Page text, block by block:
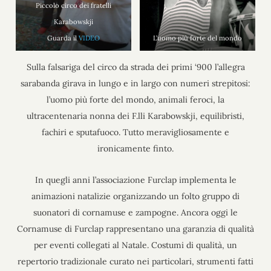
Piccolo circo dei fratelli
Karabowskji
Guarda il VIDEO L’uomo più forte del mondo
Sulla falsariga del circo da strada dei primi ‘900 l’allegra
sarabanda girava in lungo e in largo con numeri strepitosi:
l’uomo più forte del mondo, animali feroci, la
ultracentenaria nonna dei F.lli Karabowskji, equilibristi,
fachiri e sputafuoco. Tutto meravigliosamente e
ironicamente finto.
In quegli anni l’associazione Furclap implementa le
animazioni natalizie organizzando un folto gruppo di
suonatori di cornamuse e zampogne. Ancora oggi le
Cornamuse di Furclap rappresentano una garanzia di qualità
per eventi collegati al Natale. Costumi di qualità, un
repertorio tradizionale curato nei particolari, strumenti fatti